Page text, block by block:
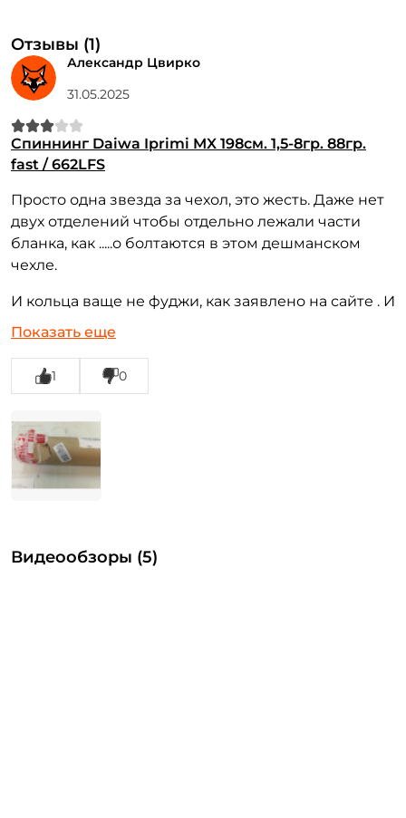
Отзывы (1)
Александр Цвирко
31.05.2025
Спиннинг Daiwa Iprimi MX 198см. 1,5-8гр. 88гр.
fast / 662LFS
Просто одна звезда за чехол, это жесть. Даже нет
двух отделений чтобы отдельно лежали части
бланка, как .....о болтаются в этом дешманском
чехле.
И кольца ваще не фуджи, как заявлено на сайте . И
сдэком никогда не заказывайте, не было времени
на покупку чего-то другого, а так бы возврат
оформил бы. Прилагаю фото тубуса. Как его так
можно было помять,я в шоке, удивительно, что
Показать еще
1 0
Видеообзоры (5)